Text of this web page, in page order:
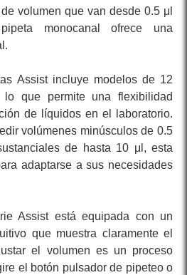
volumen que van desde 0.5 μl
monocanal ofrece una
Assist incluye modelos de 12
que permite una flexibilidad
de líquidos en el laboratorio.
volúmenes minúsculos de 0.5
de hasta 10 μl, esta
adaptarse a sus necesidades
Assist está equipada con un
que muestra claramente el
el volumen es un proceso
el botón pulsador de pipeteo o